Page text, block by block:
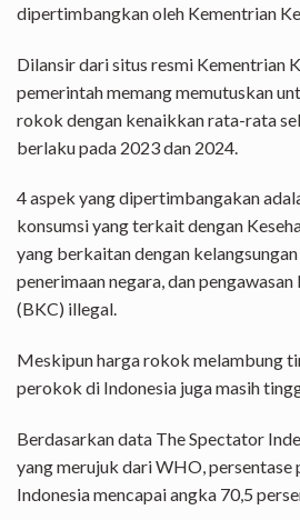
dipertimbangkan oleh Kementrian
Dilansir dari situs resmi Kementrian
pemerintah memang memutuskan
rokok dengan kenaikkan rata-rata
berlaku pada 2023 dan 2024.
4 aspek yang dipertimbangakan
konsumsi yang terkait dengan
yang berkaitan dengan
penerimaan negara, dan
(BKC) illegal.
Meskipun harga rokok melambung
perokok di Indonesia juga masih
Berdasarkan data The Spectator
yang merujuk dari WHO,
Indonesia mencapai angka 70,5